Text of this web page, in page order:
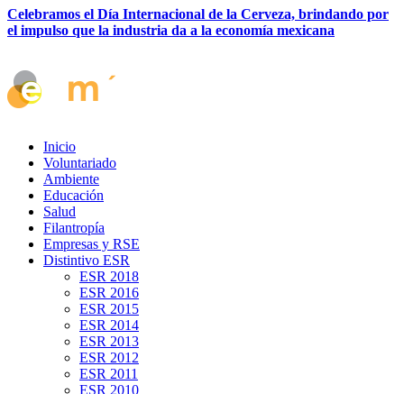
Celebramos el Día Internacional de la Cerveza, brindando por
el impulso que la industria da a la economía mexicana
Inicio
Voluntariado
Ambiente
Educación
Salud
Filantropía
Empresas y RSE
Distintivo ESR
ESR 2018
ESR 2016
ESR 2015
ESR 2014
ESR 2013
ESR 2012
ESR 2011
ESR 2010